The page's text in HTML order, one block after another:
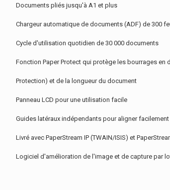
Documents pliés jusqu'à A1 et plus
Chargeur automatique de documents (ADF) de 300
Cycle d'utilisation quotidien de 30 000 documents
Fonction Paper Protect qui protège les bourrages en
Protection) et de la longueur du document
Panneau LCD pour une utilisation facile
Guides latéraux indépendants pour aligner
Livré avec PaperStream IP (TWAIN/ISIS) et
Logiciel d'amélioration de l'image et de capture par